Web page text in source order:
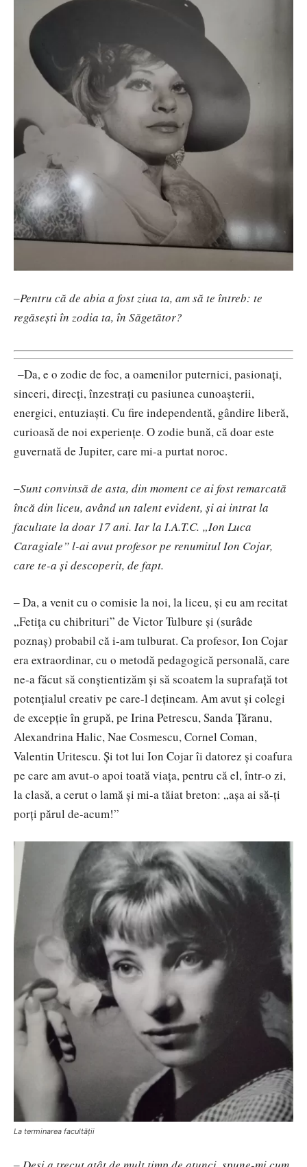
‒Pentru că de abia a fost ziua ta, am să te întreb: te
regăsești în zodia ta, în Săgetător?
‒Da, e o zodie de foc, a oamenilor puternici, pasionați,
sinceri, direcți, înzestrați cu pasiunea cunoașterii,
energici, entuziaști. Cu fire independentă, gândire liberă,
curioasă de noi experiențe. O zodie bună, că doar este
guvernată de Jupiter, care mi-a purtat noroc.
‒Sunt convinsă de asta, din moment ce ai fost remarcată
încă din liceu, având un talent evident, și ai intrat la
facultate la doar 17 ani. Iar la I.A.T.C. „Ion Luca
Caragiale” l-ai avut profesor pe renumitul Ion Cojar,
care te-a și descoperit, de fapt.
‒Da, a venit cu o comisie la noi, la liceu, și eu am recitat
„Fetița cu chibrituri” de Victor Tulbure și (surâde
poznaș) probabil că i-am tulburat. Ca profesor, Ion Cojar
era extraordinar, cu o metodă pedagogică personală, care
ne-a făcut să conștientizăm și să scoatem la suprafață tot
potențialul creativ pe care-l dețineam. Am avut și colegi
de excepție în grupă, pe Irina Petrescu, Sanda Țăranu,
Alexandrina Halic, Nae Cosmescu, Cornel Coman,
Valentin Uritescu. Și tot lui Ion Cojar îi datorez și coafura
pe care am avut-o apoi toată viața, pentru că el, într-o zi,
la clasă, a cerut o lamă și mi-a tăiat breton: „așa ai să-ți
porți părul de-acum!”
La terminarea facultății